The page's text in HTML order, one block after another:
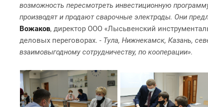
возможность пересмотреть инвестиционную
производят и продают сварочные электроды. Они
Вожаков, директор ООО «Лысьвенский
деловых переговорах. - Тула, Нижнекамск, Казань,
взаимовыгодному сотрудничеству, по кооперации».